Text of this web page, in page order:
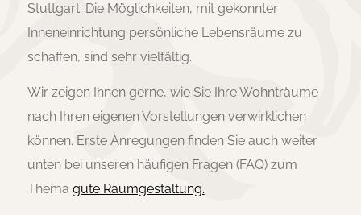
Stuttgart. Die Möglichkeiten, mit gekonnter
Inneneinrichtung persönliche Lebensräume zu
schaffen, sind sehr vielfältig.
Wir zeigen Ihnen gerne, wie Sie Ihre Wohnträume
nach Ihren eigenen Vorstellungen verwirklichen
können. Erste Anregungen finden Sie auch weiter
unten bei unseren häufigen Fragen (FAQ) zum
Thema gute Raumgestaltung.